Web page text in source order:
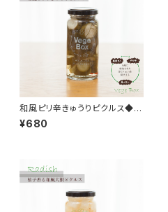
和風ピリ辛きゅうりピクルス◆お
うちごはん＊ギフト
¥680